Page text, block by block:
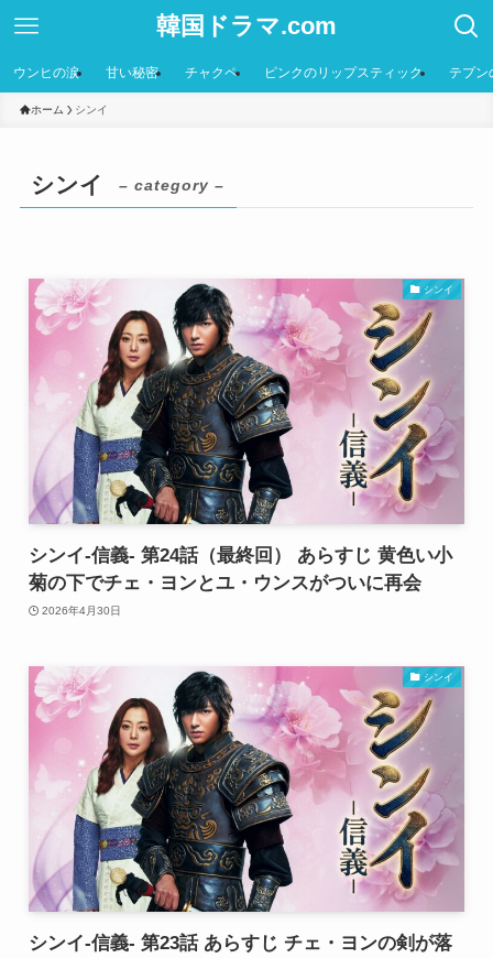
韓国ドラマ.com
ウンヒの涙 甘い秘密 チャクペ ピンクのリップスティック テプン
ホーム シンイ
シンイ – category –
シンイ
シンイ-信義- 第24話（最終回） あらすじ 黄色い小
菊の下でチェ・ヨンとユ・ウンスがついに再会
2026年4月30日
シンイ
シンイ-信義- 第23話 あらすじ チェ・ヨンの剣が落